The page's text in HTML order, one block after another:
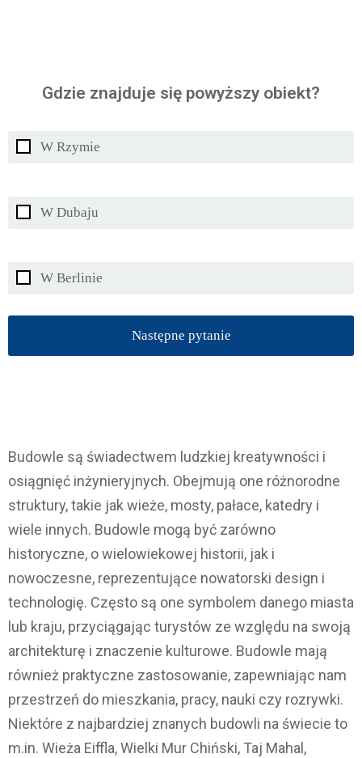
Gdzie znajduje się powyższy obiekt?
W Rzymie
W Dubaju
W Berlinie
Następne pytanie
Budowle są świadectwem ludzkiej kreatywności i
osiągnięć inżynieryjnych. Obejmują one różnorodne
struktury, takie jak wieże, mosty, pałace, katedry i
wiele innych. Budowle mogą być zarówno
historyczne, o wielowiekowej historii, jak i
nowoczesne, reprezentujące nowatorski design i
technologię. Często są one symbolem danego miasta
lub kraju, przyciągając turystów ze względu na swoją
architekturę i znaczenie kulturowe. Budowle mają
również praktyczne zastosowanie, zapewniając nam
przestrzeń do mieszkania, pracy, nauki czy rozrywki.
Niektóre z najbardziej znanych budowli na świecie to
m.in. Wieża Eiffla, Wielki Mur Chiński, Taj Mahal,